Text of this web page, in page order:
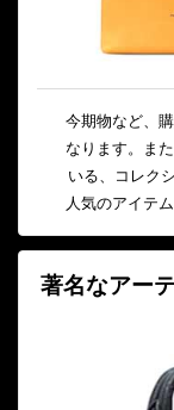
今期物など、
なります。ま
いる、コレク
人気のアイテ
著名なアー